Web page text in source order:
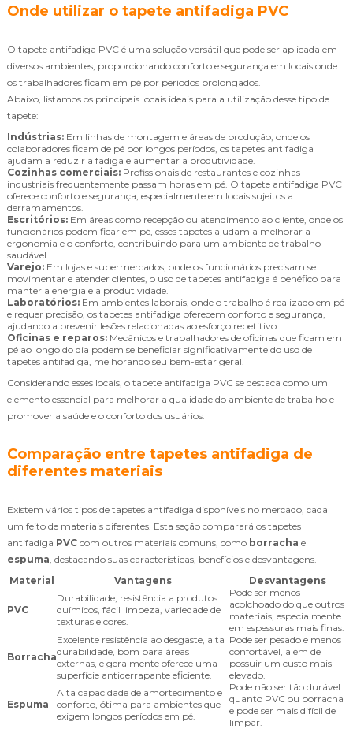
Onde utilizar o tapete antifadiga PVC
O tapete antifadiga PVC é uma solução versátil que pode ser aplicada em
diversos ambientes, proporcionando conforto e segurança em locais onde
os trabalhadores ficam em pé por períodos prolongados.
Abaixo, listamos os principais locais ideais para a utilização desse tipo de
tapete:
Indústrias: Em linhas de montagem e áreas de produção, onde os
colaboradores ficam de pé por longos períodos, os tapetes antifadiga
ajudam a reduzir a fadiga e aumentar a produtividade.
Cozinhas comerciais: Profissionais de restaurantes e cozinhas
industriais frequentemente passam horas em pé. O tapete antifadiga PVC
oferece conforto e segurança, especialmente em locais sujeitos a
derramamentos.
Escritórios: Em áreas como recepção ou atendimento ao cliente, onde os
funcionários podem ficar em pé, esses tapetes ajudam a melhorar a
ergonomia e o conforto, contribuindo para um ambiente de trabalho
saudável.
Varejo: Em lojas e supermercados, onde os funcionários precisam se
movimentar e atender clientes, o uso de tapetes antifadiga é benéfico para
manter a energia e a produtividade.
Laboratórios: Em ambientes laborais, onde o trabalho é realizado em pé
e requer precisão, os tapetes antifadiga oferecem conforto e segurança,
ajudando a prevenir lesões relacionadas ao esforço repetitivo.
Oficinas e reparos: Mecânicos e trabalhadores de oficinas que ficam em
pé ao longo do dia podem se beneficiar significativamente do uso de
tapetes antifadiga, melhorando seu bem-estar geral.
Considerando esses locais, o tapete antifadiga PVC se destaca como um
elemento essencial para melhorar a qualidade do ambiente de trabalho e
promover a saúde e o conforto dos usuários.
Comparação entre tapetes antifadiga de
diferentes materiais
Existem vários tipos de tapetes antifadiga disponíveis no mercado, cada
um feito de materiais diferentes. Esta seção comparará os tapetes
antifadiga PVC com outros materiais comuns, como borracha e
espuma , destacando suas características, benefícios e desvantagens.
Material
Vantagens Desvantagens
PVC
Durabilidade, resistência a produtos
químicos, fácil limpeza, variedade de
texturas e cores.
Pode ser menos
acolchoado do que outros
materiais, especialmente
em espessuras mais finas.
Borracha
Excelente resistência ao desgaste, alta
durabilidade, bom para áreas
externas, e geralmente oferece uma
superfície antiderrapante eficiente.
Pode ser pesado e menos
confortável, além de
possuir um custo mais
elevado.
Espuma
Alta capacidade de amortecimento e
conforto, ótima para ambientes que
exigem longos períodos em pé.
Pode não ser tão durável
quanto PVC ou borracha
e pode ser mais difícil de
limpar.